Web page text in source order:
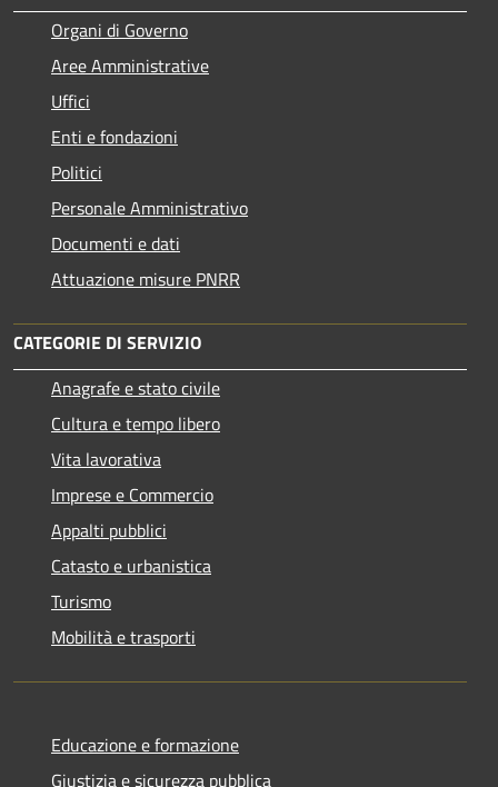
Organi di Governo
Aree Amministrative
Uffici
Enti e fondazioni
Politici
Personale Amministrativo
Documenti e dati
Attuazione misure PNRR
CATEGORIE DI SERVIZIO
Anagrafe e stato civile
Cultura e tempo libero
Vita lavorativa
Imprese e Commercio
Appalti pubblici
Catasto e urbanistica
Turismo
Mobilità e trasporti
Educazione e formazione
Giustizia e sicurezza pubblica